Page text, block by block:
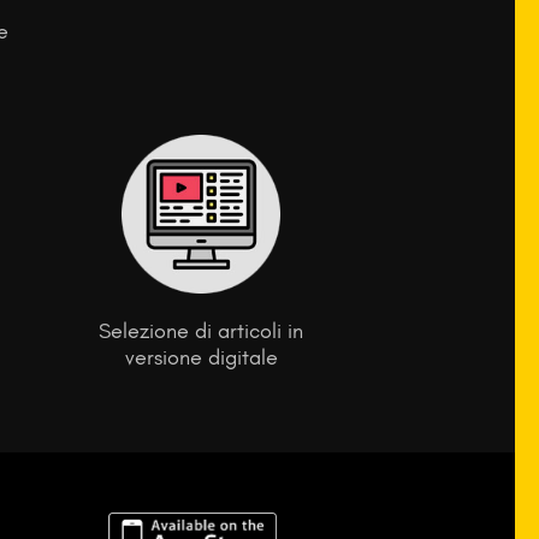
Selezione di articoli in
versione digitale